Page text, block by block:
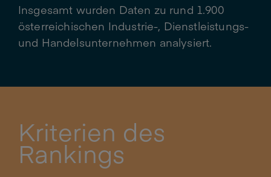
Insgesamt wurden Daten zu rund 1.900
österreichischen Industrie-, Dienstleistungs-
und Handelsunternehmen analysiert.
Kriterien des
Rankings